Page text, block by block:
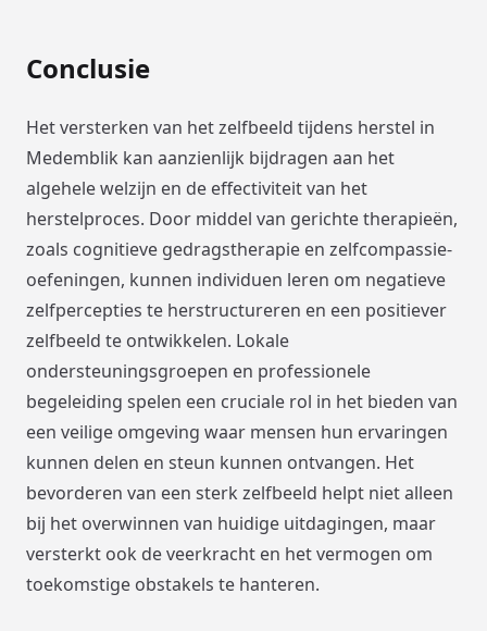
Conclusie
Het versterken van het zelfbeeld tijdens herstel in
Medemblik kan aanzienlijk bijdragen aan het
algehele welzijn en de effectiviteit van het
herstelproces. Door middel van gerichte therapieën,
zoals cognitieve gedragstherapie en zelfcompassie-
oefeningen, kunnen individuen leren om negatieve
zelfpercepties te herstructureren en een positiever
zelfbeeld te ontwikkelen. Lokale
ondersteuningsgroepen en professionele
begeleiding spelen een cruciale rol in het bieden van
een veilige omgeving waar mensen hun ervaringen
kunnen delen en steun kunnen ontvangen. Het
bevorderen van een sterk zelfbeeld helpt niet alleen
bij het overwinnen van huidige uitdagingen, maar
versterkt ook de veerkracht en het vermogen om
toekomstige obstakels te hanteren.